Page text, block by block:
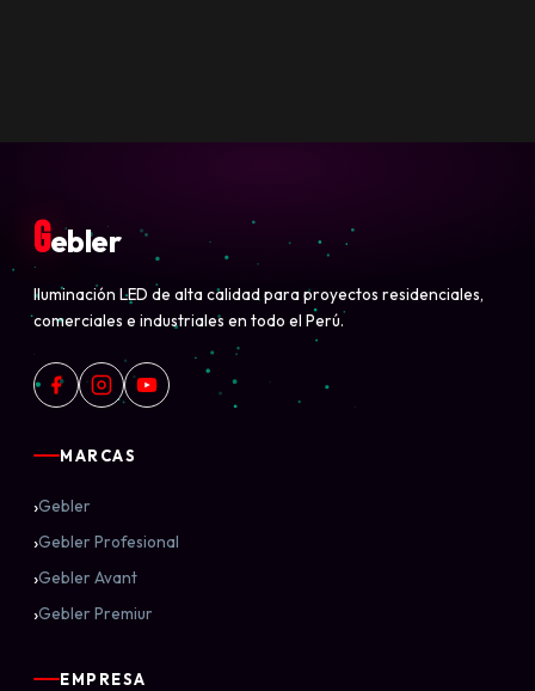
Gebler
Iluminación LED de alta calidad para proyectos residenciales,
comerciales e industriales en todo el Perú.
MARCAS
›Gebler
›Gebler Profesional
›Gebler Avant
›Gebler Premiur
EMPRESA